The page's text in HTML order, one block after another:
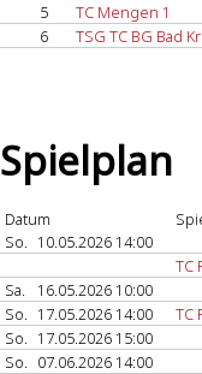
5
TC Mengen 1
6
TSG TC BG Bad
Spielplan
Datum
So. 10.05.2026 14:00
TC
Sa.
16.05.2026 10:00
So. 17.05.2026 14:00
TC
So. 17.05.2026 15:00
So. 07.06.2026 14:00